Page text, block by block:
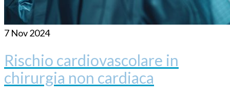
7 Nov 2024
Rischio cardiovascolare in
chirurgia non cardiaca